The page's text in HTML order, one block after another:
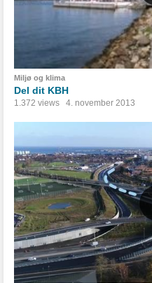
Miljø og klima
Del dit KBH
1.372 views 4. november 2013